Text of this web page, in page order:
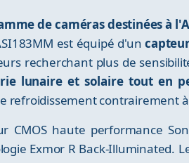
de caméras destinées à
est équipé d'un
recherchant plus de
lunaire et solaire tout en
refroidissement contrairement
haute performance Sony
Exmor R Back-Illuminated.